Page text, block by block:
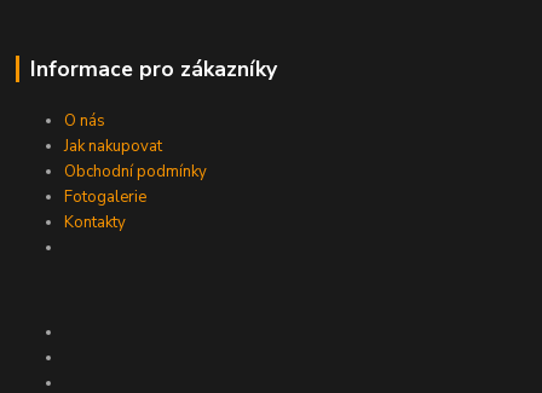
Informace pro zákazníky
O nás
Jak nakupovat
Obchodní podmínky
Fotogalerie
Kontakty